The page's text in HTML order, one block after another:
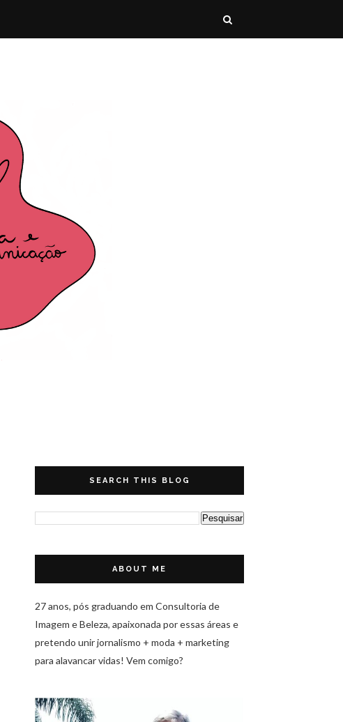
SEARCH THIS BLOG
ABOUT ME
27 anos, pós graduando em Consultoria de
Imagem e Beleza, apaixonada por essas áreas e
pretendo unir jornalismo + moda + marketing
para alavancar vidas! Vem comigo?